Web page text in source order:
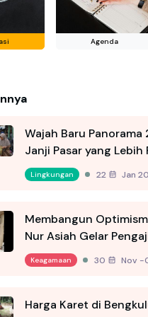
Agenda
Wajah Baru
Janji Pasar yang
Lingkungan 22 Jan
Membangun
Nur Asiah Gelar
Keagamaan 30 Nov
Harga Karet di